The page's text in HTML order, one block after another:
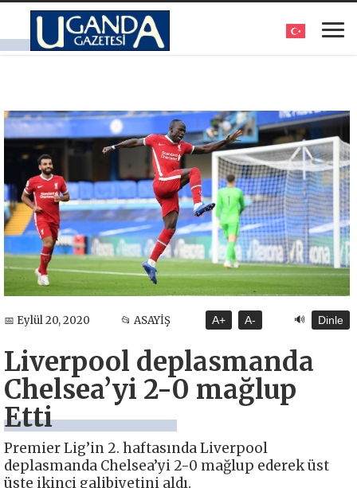
📅 Eylül 20, 2020 📂 ASAYİŞ A+ A- 🔊 Dinle
Liverpool deplasmanda
Chelsea’yi 2-0 mağlup
Etti
Premier Lig’in 2. haftasında Liverpool
deplasmanda Chelsea’yi 2-0 mağlup ederek üst
üste ikinci galibiyetini aldı.